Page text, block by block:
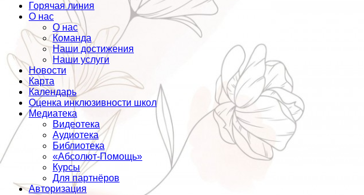
Горячая линия
О нас
О нас
Команда
Наши достижения
Наши услуги
Новости
Карта
Календарь
Оценка инклюзивности школ
Медиатека
Видеотека
Аудиотека
Библиотека
«Абсолют-Помощь»
Курсы
Для партнёров
Авторизация